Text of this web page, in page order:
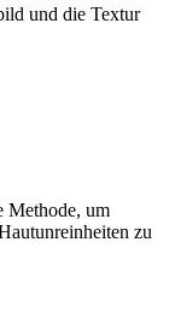
und die Textur
Methode, um
zu